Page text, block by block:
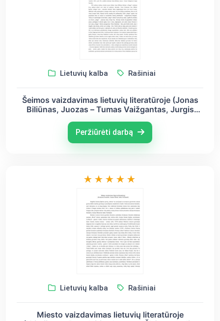
Lietuvių kalba Rašiniai
Šeimos vaizdavimas lietuvių literatūroje (Jonas
Biliūnas, Juozas – Tumas Vaižgantas, Jurgis
Peržiūrėti darbą
Lietuvių kalba Rašiniai
Miesto vaizdavimas lietuvių literatūroje